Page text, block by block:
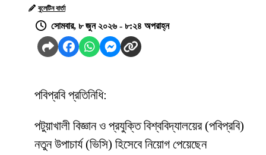
বুলেটিন বার্তা
সোমবার, ৮ জুন ২০২৬ - ৮:২৪ অপরাহ্ন
পবিপ্রবি প্রতিনিধি:
পটুয়াখালী বিজ্ঞান ও প্রযুক্তি বিশ্ববিদ্যালয়ের (পবিপ্রবি)
নতুন উপাচার্য (ভিসি) হিসেবে নিয়োগ পেয়েছেন